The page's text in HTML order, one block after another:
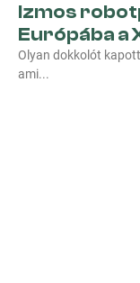
Izmos
Európába a
Olyan dokkolót
ami